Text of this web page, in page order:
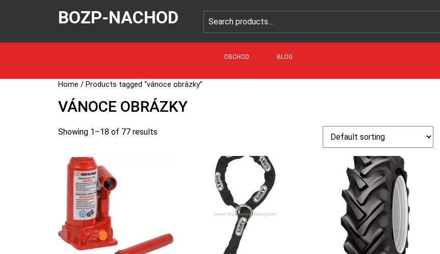
BOZP-NACHOD
OBCHOD BLOG
Home / Products tagged “vánoce obrázky”
VÁNOCE OBRÁZKY
Showing 1–18 of 77 results